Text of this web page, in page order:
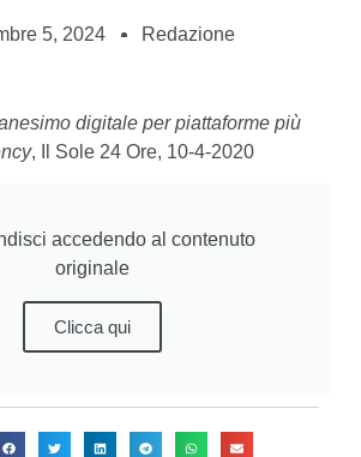
5, 2024 Redazione
digitale per piattaforme più
, Il Sole 24 Ore, 10-4-2020
accedendo al contenuto
originale
Clicca qui